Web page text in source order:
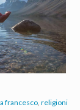
francesco religioni